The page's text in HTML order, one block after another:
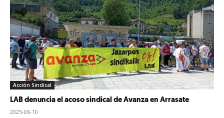
Acción Sindical
LAB denuncia el acoso sindical de Avanza en Arrasate
2025-06-10